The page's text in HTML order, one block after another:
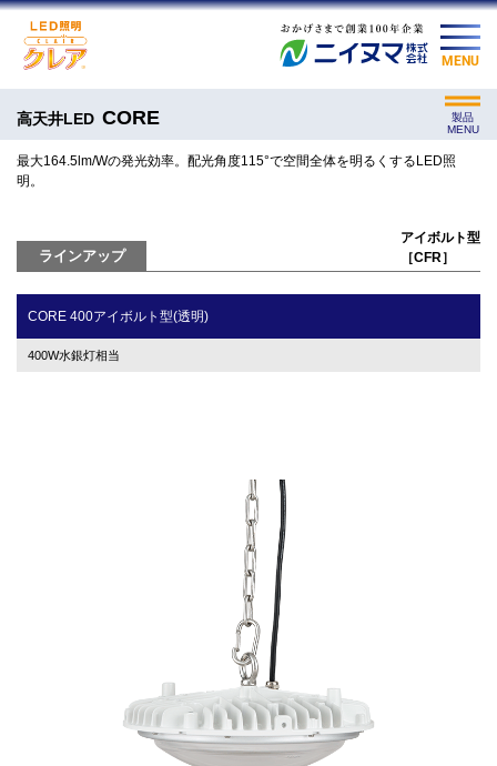
MENU
高天井LED CORE
製品
MENU
最大164.5lm/Wの発光効率。配光角度115°で空間全体を明るくするLED照
明。
ラインアップ
アイボルト型
［CFR］
CORE 400アイボルト型(透明)
400W水銀灯相当